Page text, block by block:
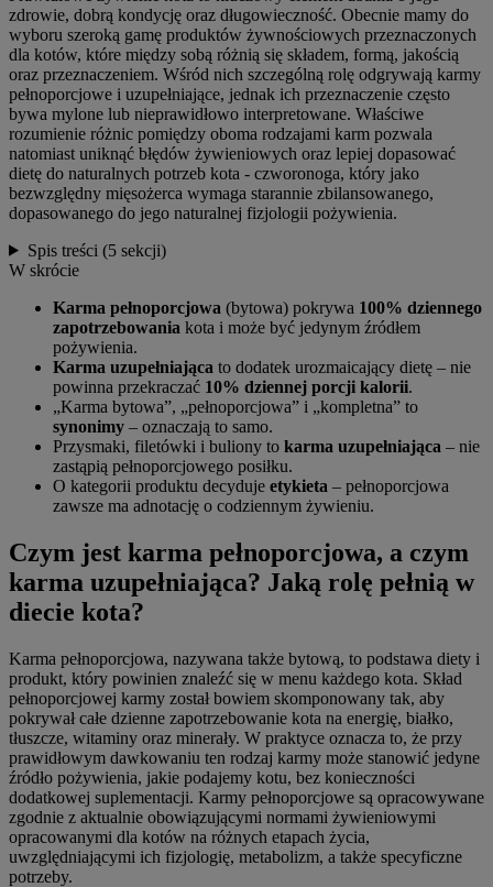
zdrowie, dobrą kondycję oraz długowieczność. Obecnie mamy do
wyboru szeroką gamę produktów żywnościowych przeznaczonych
dla kotów, które między sobą różnią się składem, formą, jakością
oraz przeznaczeniem. Wśród nich szczególną rolę odgrywają karmy
pełnoporcjowe i uzupełniające, jednak ich przeznaczenie często
bywa mylone lub nieprawidłowo interpretowane. Właściwe
rozumienie różnic pomiędzy oboma rodzajami karm pozwala
natomiast uniknąć błędów żywieniowych oraz lepiej dopasować
dietę do naturalnych potrzeb kota - czworonoga, który jako
bezwzględny mięsożerca wymaga starannie zbilansowanego,
dopasowanego do jego naturalnej fizjologii pożywienia.
Spis treści (5 sekcji)
W skrócie
Karma pełnoporcjowa (bytowa) pokrywa 100% dziennego
zapotrzebowania kota i może być jedynym źródłem
pożywienia.
Karma uzupełniająca to dodatek urozmaicający dietę – nie
powinna przekraczać 10% dziennej porcji kalorii.
„Karma bytowa”, „pełnoporcjowa” i „kompletna” to
synonimy – oznaczają to samo.
Przysmaki, filetówki i buliony to karma uzupełniająca – nie
zastąpią pełnoporcjowego posiłku.
O kategorii produktu decyduje etykieta – pełnoporcjowa
zawsze ma adnotację o codziennym żywieniu.
Czym jest karma pełnoporcjowa, a czym
karma uzupełniająca? Jaką rolę pełnią w
diecie kota?
Karma pełnoporcjowa, nazywana także bytową, to podstawa diety i
produkt, który powinien znaleźć się w menu każdego kota. Skład
pełnoporcjowej karmy został bowiem skomponowany tak, aby
pokrywał całe dzienne zapotrzebowanie kota na energię, białko,
tłuszcze, witaminy oraz minerały. W praktyce oznacza to, że przy
prawidłowym dawkowaniu ten rodzaj karmy może stanowić jedyne
źródło pożywienia, jakie podajemy kotu, bez konieczności
dodatkowej suplementacji. Karmy pełnoporcjowe są opracowywane
zgodnie z aktualnie obowiązującymi normami żywieniowymi
opracowanymi dla kotów na różnych etapach życia,
uwzględniającymi ich fizjologię, metabolizm, a także specyficzne
potrzeby.